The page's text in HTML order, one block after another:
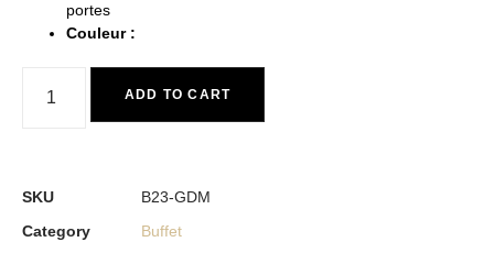
portes
Couleur :
ADD TO CART
SKU
B23-GDM
Category
Buffet